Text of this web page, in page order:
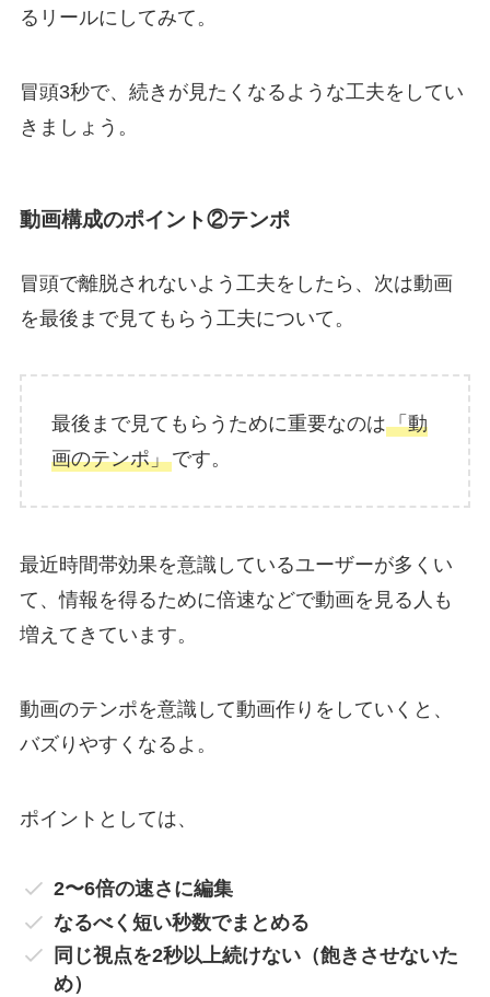
るリールにしてみて。
冒頭3秒で、続きが見たくなるような工夫をしてい
きましょう。
動画構成のポイント②テンポ
冒頭で離脱されないよう工夫をしたら、次は動画
を最後まで見てもらう工夫について。
最後まで見てもらうために重要なのは「動
画のテンポ」です。
最近時間帯効果を意識しているユーザーが多くい
て、情報を得るために倍速などで動画を見る人も
増えてきています。
動画のテンポを意識して動画作りをしていくと、
バズりやすくなるよ。
ポイントとしては、
2〜6倍の速さに編集
なるべく短い秒数でまとめる
同じ視点を2秒以上続けない（飽きさせないた
め）